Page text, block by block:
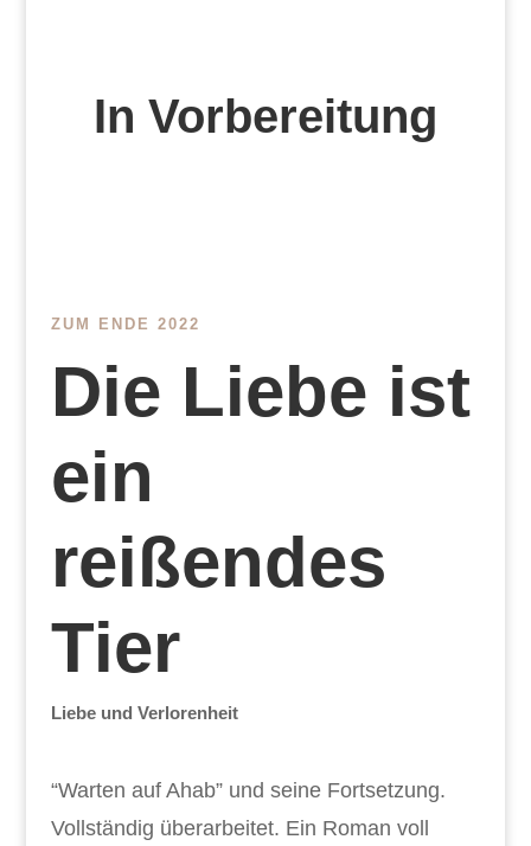
In Vorbereitung
ZUM ENDE 2022
Die Liebe ist
ein
reißendes
Tier
Liebe und Verlorenheit
“Warten auf Ahab” und seine Fortsetzung.
Vollständig überarbeitet. Ein Roman voll